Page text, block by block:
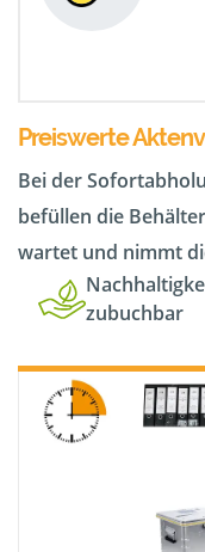
Preiswerte
Bei der
befüllen die
wartet und nimmt
zubuchbar